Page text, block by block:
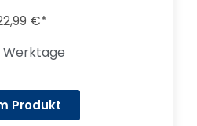
€
Produkt